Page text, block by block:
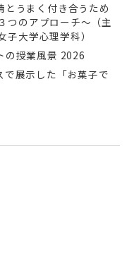
とうまく付き合うため
つのアプローチ～（主
大学心理学科）
の授業風景 2026
で展示した「お菓子で